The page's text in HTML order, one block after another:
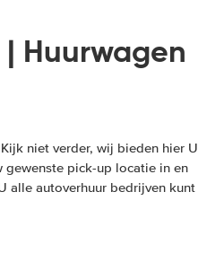
| Huurwagen
niet verder, wij bieden hier U
gewenste pick-up locatie in en
alle autoverhuur bedrijven kunt